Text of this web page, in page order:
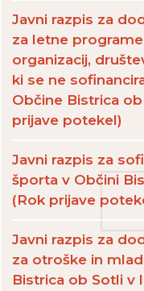
Javni razpis za
za letne
organizacij,
ki se ne
Občine Bistrica
prijave potekel)
Javni razpis za
športa v Občini
(Rok prijave
Javni razpis za
za otroške in
Bistrica ob Sotli v